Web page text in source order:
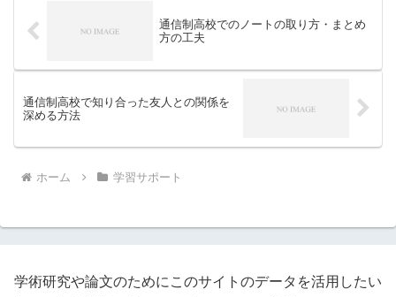
通信制高校でのノートの取り方・まとめ
方の工夫
通信制高校で知り合った友人との関係を
深める方法
ホーム 学習サポート
学術研究や論文のためにこのサイトのデータを活用したい